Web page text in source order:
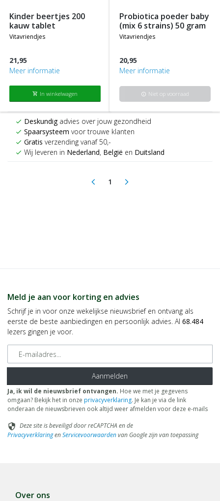
kinder beertjes 200
kauw tablet
vitavriendjes
21,95
Meer informatie
shopping_cart In winkelwagen
probiotica poeder baby
(mix 6 strains) 50 gram
vitavriendjes
20,95
Meer informatie
info Niet op voorraad
check Deskundigadvies over jouw gezondheid
check Spaarsysteem voor trouwe klanten
check Gratis verzending vanaf 50,-
check Wij leveren in Nederland, België en Duitsland
arrow_back_ios 1(current)
arrow_forward_ios
Meld je aan voor korting en advies
Schrijf je in voor onze wekelijkse nieuwsbrief en ontvang als
eerste de beste aanbiedingen en persoonlijk advies. Al 68.484
lezers gingen je voor.
E-mailadres
Aanmelden
Ja, ik wil de nieuwsbrief ontvangen. Hoe we met je gegevens
omgaan? Bekijk het in onze privacyverklaring. Je kan je via de link
onderaan de nieuwsbrieven ook altijd weer afmelden voor deze e-mails
security Deze site is beveiligd door reCAPTCHA en de
PrivacyverklaringenServicevoorwaardenvan Google zijn van toepassing
Over ons